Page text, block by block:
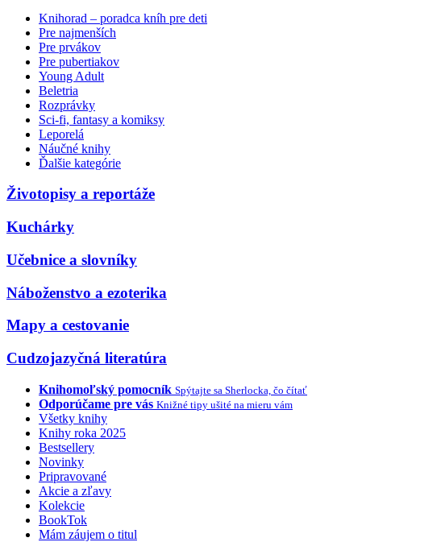
Knihorad – poradca kníh pre deti
Pre najmenších
Pre prvákov
Pre pubertiakov
Young Adult
Beletria
Rozprávky
Sci-fi, fantasy a komiksy
Leporelá
Náučné knihy
Ďalšie kategórie
Životopisy a reportáže
Kuchárky
Učebnice a slovníky
Náboženstvo a ezoterika
Mapy a cestovanie
Cudzojazyčná literatúra
Knihomoľský pomocník Spýtajte sa Sherlocka, čo čítať
Odporúčame pre vás Knižné tipy ušité na mieru vám
Všetky knihy
Knihy roka 2025
Bestsellery
Novinky
Pripravované
Akcie a zľavy
Kolekcie
BookTok
Mám záujem o titul